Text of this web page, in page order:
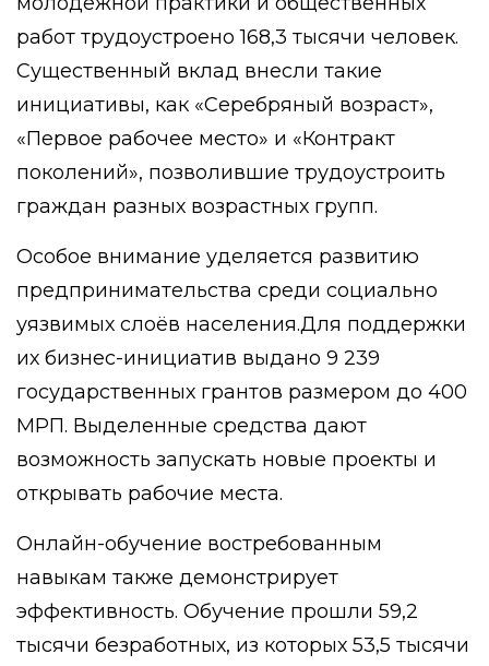
работ трудоустроено 168,3 тысячи человек.
Существенный вклад внесли такие
инициативы, как «Серебряный возраст»,
«Первое рабочее место» и «Контракт
поколений», позволившие трудоустроить
граждан разных возрастных групп.
Особое внимание уделяется развитию
предпринимательства среди социально
уязвимых слоёв населения.Для поддержки
их бизнес-инициатив выдано 9 239
государственных грантов размером до 400
МРП. Выделенные средства дают
возможность запускать новые проекты и
открывать рабочие места.
Онлайн-обучение востребованным
навыкам также демонстрирует
эффективность. Обучение прошли 59,2
тысячи безработных, из которых 53,5 тысячи